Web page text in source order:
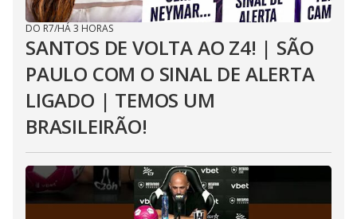
DO R7/HÁ 3 HORAS
SANTOS DE VOLTA AO Z4! | SÃO
PAULO COM O SINAL DE ALERTA
LIGADO | TEMOS UM
BRASILEIRÃO!